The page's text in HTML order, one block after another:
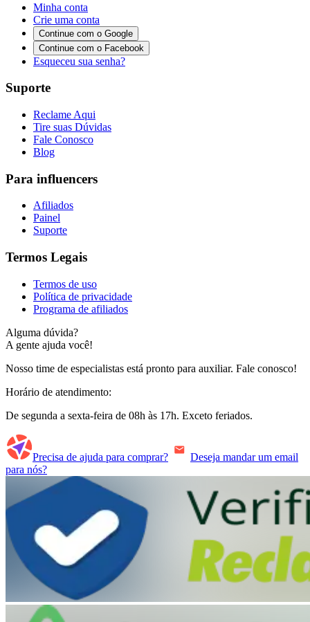
Minha conta
Crie uma conta
Continue com o Google
Continue com o Facebook
Esqueceu sua senha?
Suporte
Reclame Aqui
Tire suas Dúvidas
Fale Conosco
Blog
Para influencers
Afiliados
Painel
Suporte
Termos Legais
Termos de uso
Política de privacidade
Programa de afiliados
Alguma dúvida?
A gente ajuda você!
Nosso time de especialistas está pronto para auxiliar. Fale conosco!
Horário de atendimento:
De segunda a sexta-feira de 08h às 17h. Exceto feriados.
Precisa de ajuda para comprar?
Deseja mandar um email
para nós?